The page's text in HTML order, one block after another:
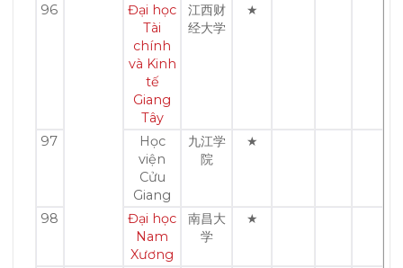
96
Đại học
Tài
chính
và Kinh
tế
Giang
Tây
江西财
经大学
★
97
Học
viện
Cửu
Giang
九江学
院
★
98
Đại học
Nam
Xương
南昌大
学
★